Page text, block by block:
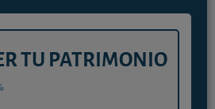
TU PATRIMONIO